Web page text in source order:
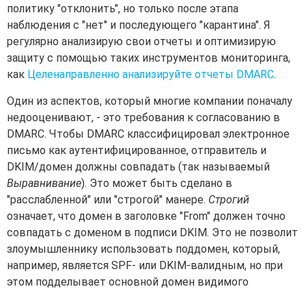
политику "отклонить", но только после этапа
наблюдения с "нет" и последующего "карантина". Я
регулярно анализирую свои отчеты и оптимизирую
защиту с помощью таких инструментов мониторинга,
как Целенаправленно анализируйте отчеты DMARC.
Один из аспектов, который многие компании поначалу
недооценивают, - это требования к согласованию в
DMARC. Чтобы DMARC классифицировал электронное
письмо как аутентифицированное, отправитель и
DKIM/домен должны совпадать (так называемый
Выравнивание). Это может быть сделано в
"расслабленной" или "строгой" манере. Строгий
означает, что домен в заголовке "From" должен точно
совпадать с доменом в подписи DKIM. Это не позволит
злоумышленнику использовать поддомен, который,
например, является SPF- или DKIM-валидным, но при
этом подделывает основной домен видимого